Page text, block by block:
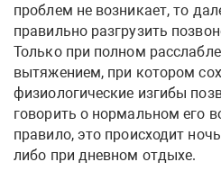
проблем не возникает, то
правильно разгрузить
Только при полном
вытяжением, при котором
физиологические изгибы
говорить о нормальном его
правило, это происходит
либо при дневном отдыхе.